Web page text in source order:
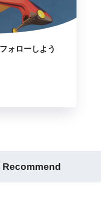
ォローしよう
Recommend